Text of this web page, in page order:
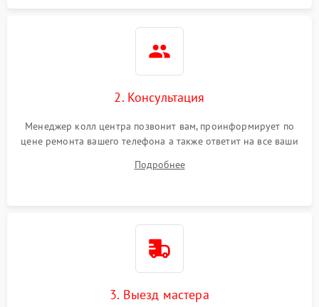
2. Консультация
Менеджер колл центра позвонит вам, проинформирует по
цене ремонта вашего телефона а также ответит на все ваши
Подробнее
3. Выезд мастера